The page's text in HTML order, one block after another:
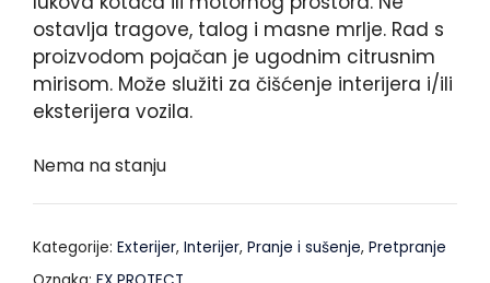
ostavlja tragove, talog i masne mrlje. Rad s
proizvodom pojačan je ugodnim citrusnim
mirisom. Može služiti za čišćenje interijera i/ili
eksterijera vozila.
Nema na stanju
Kategorije: Exterijer, Interijer, Pranje i sušenje, Pretpranje